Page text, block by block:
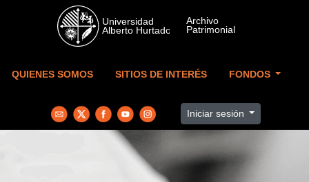
Skip to main content
QUIENES SOMOS SITIOS DE INTERÉS FONDOS
Iniciar sesión